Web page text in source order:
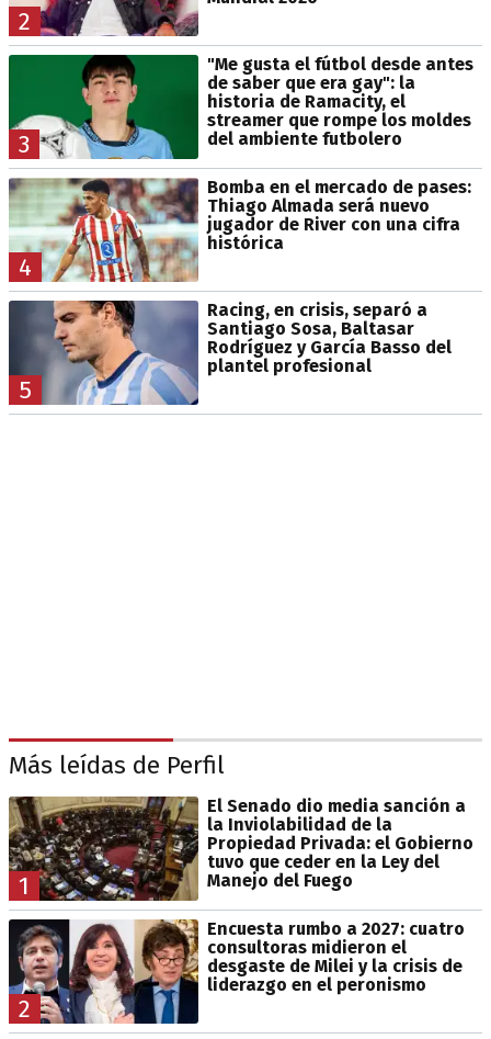
2
3
"Me gusta el fútbol desde antes
de saber que era gay": la
historia de Ramacity, el
streamer que rompe los moldes
del ambiente futbolero
4
Bomba en el mercado de pases:
Thiago Almada será nuevo
jugador de River con una cifra
histórica
5
Racing, en crisis, separó a
Santiago Sosa, Baltasar
Rodríguez y García Basso del
plantel profesional
Más leídas de Perfil
1
El Senado dio media sanción a
la Inviolabilidad de la
Propiedad Privada: el Gobierno
tuvo que ceder en la Ley del
Manejo del Fuego
2
Encuesta rumbo a 2027: cuatro
consultoras midieron el
desgaste de Milei y la crisis de
liderazgo en el peronismo